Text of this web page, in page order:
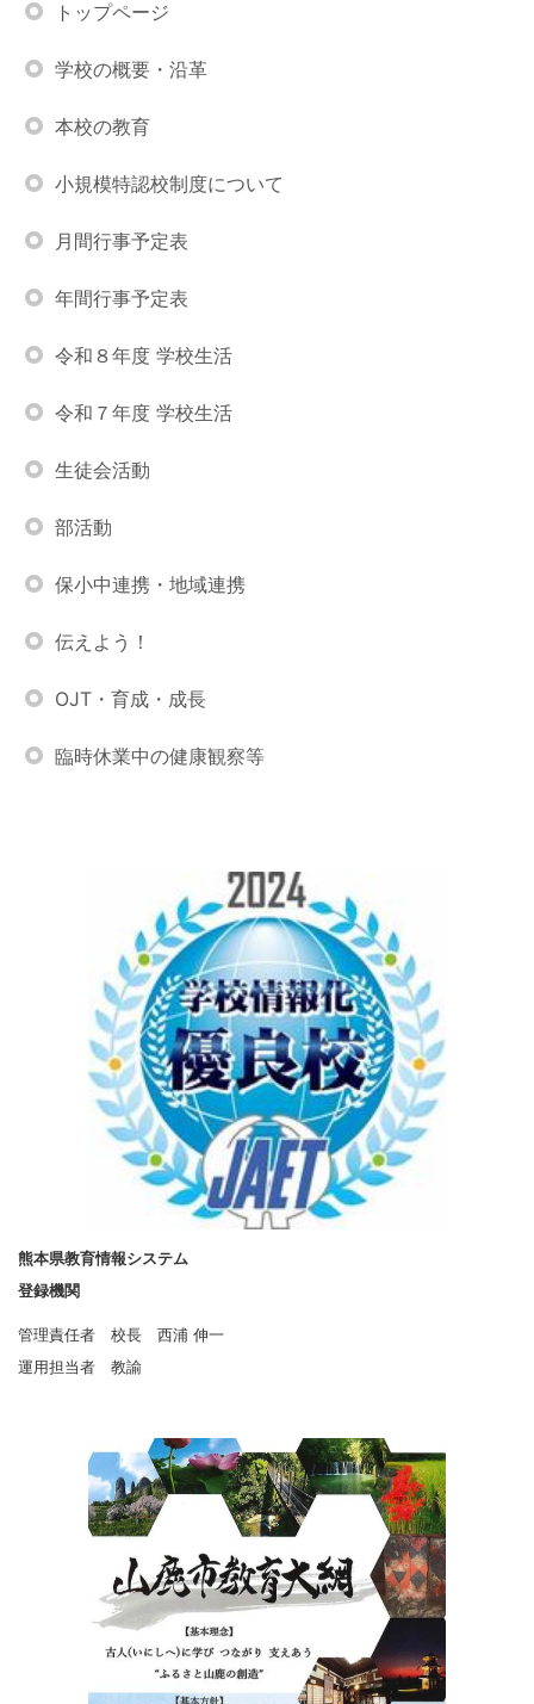
トップページ
学校の概要・沿革
本校の教育
小規模特認校制度について
月間行事予定表
年間行事予定表
令和８年度 学校生活
令和７年度 学校生活
生徒会活動
部活動
保小中連携・地域連携
伝えよう！
OJT・育成・成長
臨時休業中の健康観察等
熊本県教育情報システム
登録機関
管理責任者 校長 西浦 伸一
運用担当者 教諭